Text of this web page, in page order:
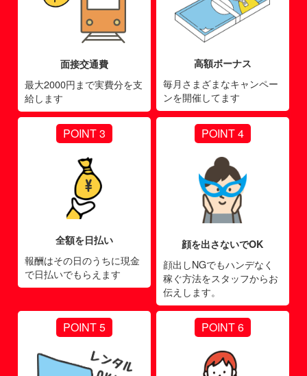
面接交通費
最大2000円まで実費分を支
給します
高額ボーナス
毎月さまざまなキャンペー
ンを開催してます
POINT 3
全額を日払い
報酬はその日のうちに現金
で日払いでもらえます
POINT 4
顔を出さないでOK
顔出しNGでもハンデなく
稼ぐ方法をスタッフからお
伝えします。
POINT 5 POINT 6